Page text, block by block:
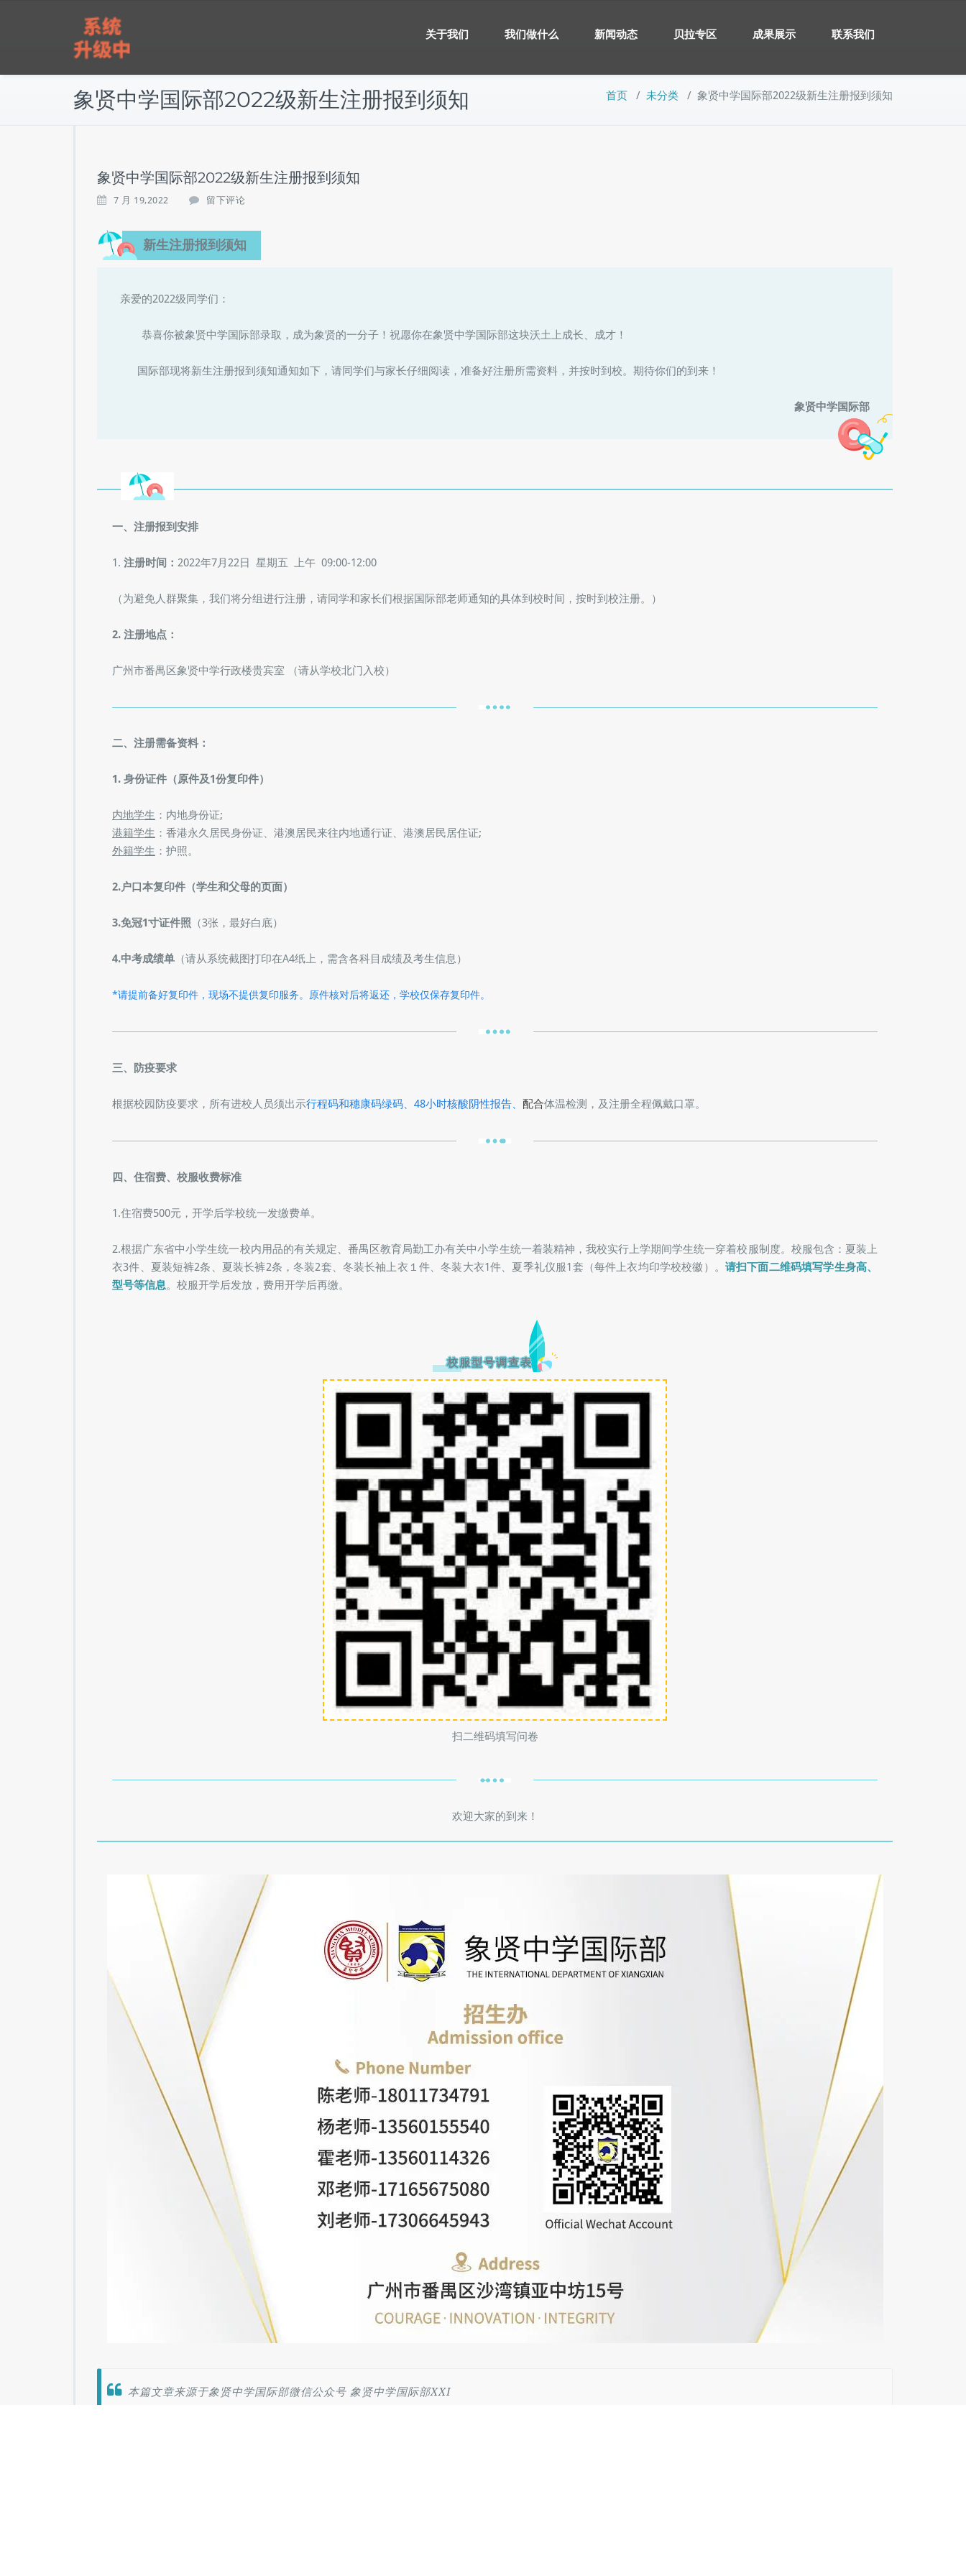
关于我们 我们做什么 新闻动态 贝拉专区 成果展示 联系我们
象贤中学国际部2022级新生注册报到须知 首页 / 未分类 / 象贤中学国际部2022级新生注册报到须知
象贤中学国际部2022级新生注册报到须知
7 月 19,2022 留下评论
新生注册报到须知
亲爱的2022级同学们：
恭喜你被象贤中学国际部录取，成为象贤的一分子！祝愿你在象贤中学国际部这块沃土上成长、成才！
国际部现将新生注册报到须知通知如下，请同学们与家长仔细阅读，准备好注册所需资料，并按时到校。期待你们的到来！
象贤中学国际部
一、注册报到安排
1. 注册时间： 2022年7月22日 星期五 上午 09:00-12:00
（为避免人群聚集，我们将分组进行注册，请同学和家长们根据国际部老师通知的具体到校时间，按时到校注册。）
2. 注册地点：
广州市番禺区象贤中学行政楼贵宾室 （请从学校北门入校）
二、注册需备资料：
1. 身份证件（原件及1份复印件）
内地学生 ：内地身份证;
港籍学生 ：香港永久居民身份证、港澳居民来往内地通行证、港澳居民居住证;
外籍学生 ：护照。
2.户口本复印件（学生和父母的页面）
3.免冠1寸证件照 （3张，最好白底）
4.中考成绩单 （请从系统截图打印在A4纸上，需含各科目成绩及考生信息）
*请提前备好复印件，现场不提供复印服务。原件核对后将返还，学校仅保存复印件。
三、防疫要求
根据校园防疫要求，所有进校人员须出示行程码和穗康码绿码、48小时核酸阴性报告、 配合体温检测，及注册全程佩戴口罩。
四、住宿费、校服收费标准
1.住宿费500元，开学后学校统一发缴费单。‍
2.根据广东省中小学生统一校内用品的有关规定、番禺区教育局勤工办有关中小学生统一着装精神，我校实行上学期间学生统一穿着校服制度。校服包含：夏装上
衣3件、夏装短裤2条、夏装长裤2条，冬装2套、冬装长袖上衣１件、冬装大衣1件、夏季礼仪服1套（每件上衣均印学校校徽）。 请扫下面二维码填写学生身高、
型号等信息。校服开学后发放，费用开学后再缴。
校服型号调查表
扫二维码填写问卷
欢迎大家的到来！
本篇文章来源于象贤中学国际部微信公众号 象贤中学国际部XXI